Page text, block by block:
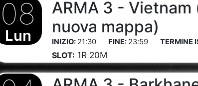
08
Lun
ARMA 3 -
nuova mappa)
21:30 23:59
SLOT: 1R 20M